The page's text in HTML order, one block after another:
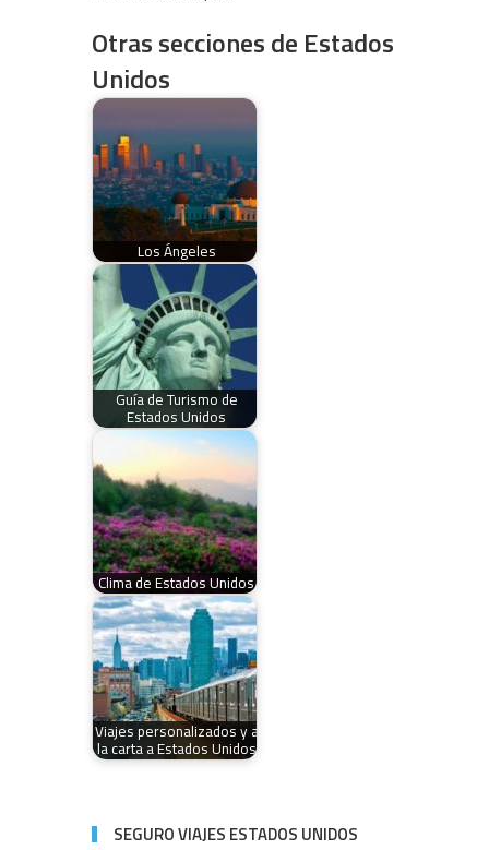
Otras secciones de Estados
Unidos
Los Ángeles
Guía de Turismo de
Estados Unidos
Clima de Estados Unidos
Viajes personalizados y a
la carta a Estados Unidos
SEGURO VIAJES ESTADOS UNIDOS